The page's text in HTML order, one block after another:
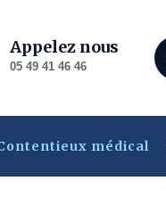
Appelez nous
05 49 41 46 46
médical